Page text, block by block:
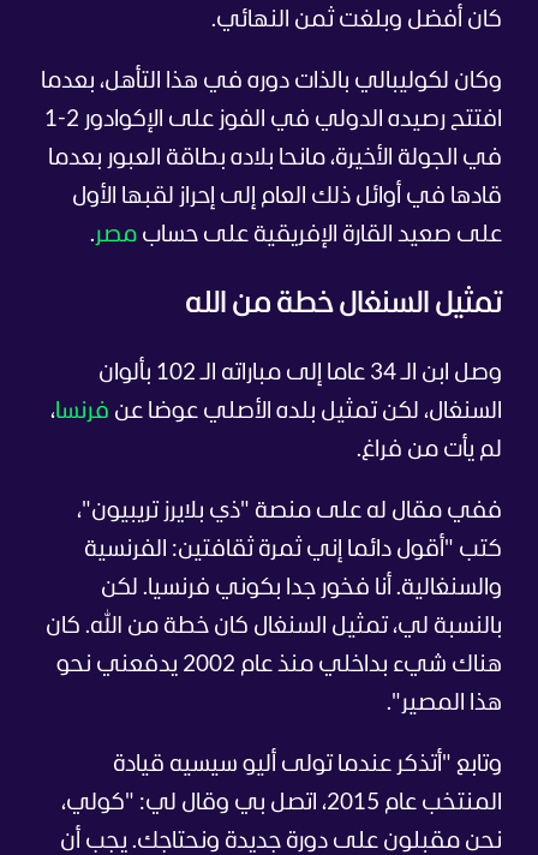
كان أفضل وبلغت ثمن النهائي.
وكان لكوليبالي بالذات دوره في هذا التأهل، بعدما
افتتح رصيده الدولي في الفوز على الإكوادور 2-1
في الجولة الأخيرة، مانحا بلاده بطاقة العبور بعدما
قادها في أوائل ذلك العام إلى إحراز لقبها الأول
على صعيد القارة الإفريقية على حساب مصر.
تمثيل السنغال خطة من الله
وصل ابن الـ 34 عاما إلى مباراته الـ 102 بألوان
السنغال، لكن تمثيل بلده الأصلي عوضا عن فرنسا،
لم يأت من فراغ.
ففي مقال له على منصة "ذي بلايرز تريبيون"،
كتب "أقول دائما إني ثمرة ثقافتين: الفرنسية
والسنغالية. أنا فخور جدا بكوني فرنسيا. لكن
بالنسبة لي، تمثيل السنغال كان خطة من الله. كان
هناك شيء بداخلي منذ عام 2002 يدفعني نحو
هذا المصير".
وتابع "أتذكر عندما تولى أليو سيسيه قيادة
المنتخب عام 2015، اتصل بي وقال لي: "كولي،
نحن مقبلون على دورة جديدة ونحتاجك. يجب أن